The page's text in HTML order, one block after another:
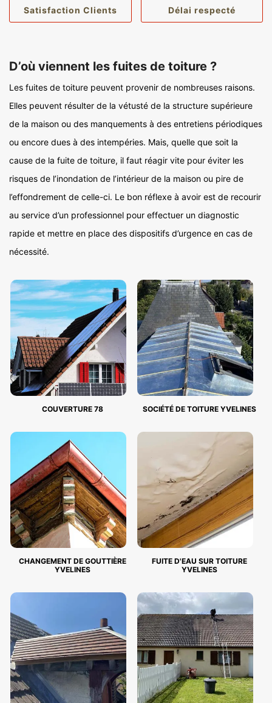
Satisfaction Clients Délai respecté
D’où viennent les fuites de toiture ?
Les fuites de toiture peuvent provenir de nombreuses raisons.
Elles peuvent résulter de la vétusté de la structure supérieure
de la maison ou des manquements à des entretiens périodiques
ou encore dues à des intempéries. Mais, quelle que soit la
cause de la fuite de toiture, il faut réagir vite pour éviter les
risques de l’inondation de l’intérieur de la maison ou pire de
l’effondrement de celle-ci. Le bon réflexe à avoir est de recourir
au service d’un professionnel pour effectuer un diagnostic
rapide et mettre en place des dispositifs d’urgence en cas de
nécessité.
COUVERTURE 78 SOCIÉTÉ DE TOITURE YVELINES
CHANGEMENT DE GOUTTIÈRE
YVELINES
FUITE D'EAU SUR TOITURE
YVELINES